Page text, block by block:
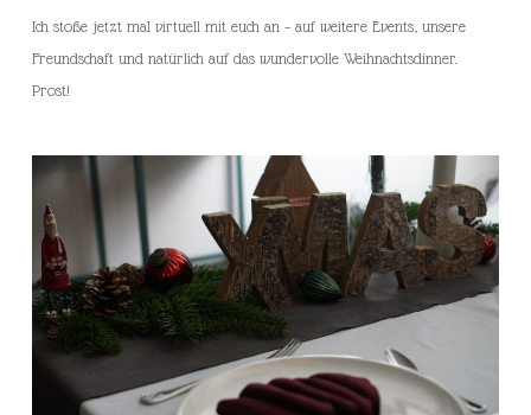
Ich stoße jetzt mal virtuell mit euch an – auf weitere Events, unsere
Freundschaft und natürlich auf das wundervolle Weihnachtsdinner.
Prost!